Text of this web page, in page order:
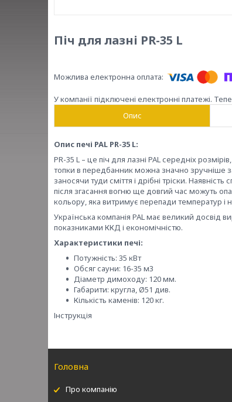
Піч для лазні PR-35 L
У компанії підключені електронні платежі.
Опис
Опис печі PAL PR-35 L:
PR-35 L – це піч для лазні PAL середніх
топки в передбанник можна значно зручніше
заносячи туди сміття і дрібні тріски.
після згасання вогню ще довгий час можуть
кольору, яка витримує перепади температур і
Українська компанія PAL має великий досвід
показниками ККД і економічністю.
Характеристики печі:
Потужність: 35 кВт
Обсяг сауни: 16-35 м3
Діаметр димоходу: 120 мм.
Габарити: кругла, Ø51 див.
Кількість каменів: 120 кг.
Інструкція
Головна
Про компанію